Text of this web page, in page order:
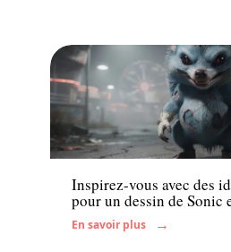
Famille
Inspirez-vous avec des
pour un dessin de Sonic
En savoir plus